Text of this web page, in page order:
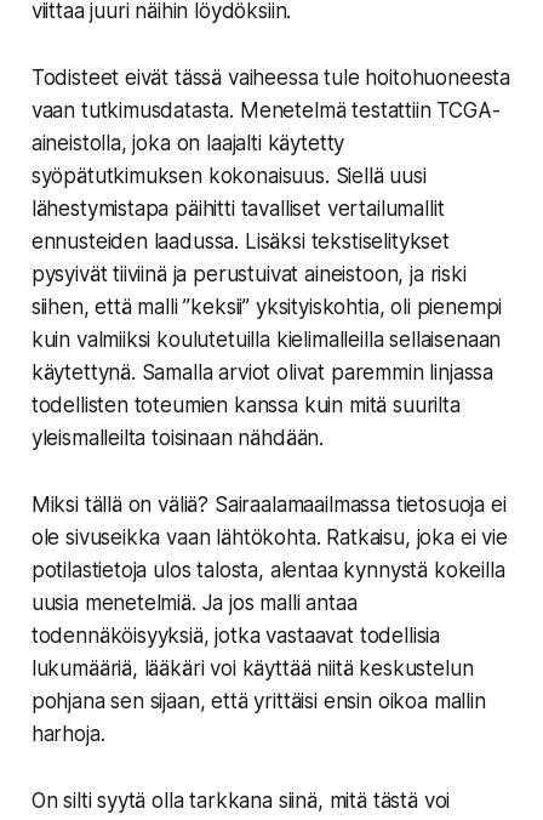
viittaa juuri näihin löydöksiin.
Todisteet eivät tässä vaiheessa tule hoitohuoneesta
vaan tutkimusdatasta. Menetelmä testattiin TCGA-
aineistolla, joka on laajalti käytetty
syöpätutkimuksen kokonaisuus. Siellä uusi
lähestymistapa päihitti tavalliset vertailumallit
ennusteiden laadussa. Lisäksi tekstiselitykset
pysyivät tiiviinä ja perustuivat aineistoon, ja riski
siihen, että malli ”keksii” yksityiskohtia, oli pienempi
kuin valmiiksi koulutetuilla kielimalleilla sellaisenaan
käytettynä. Samalla arviot olivat paremmin linjassa
todellisten toteumien kanssa kuin mitä suurilta
yleismalleilta toisinaan nähdään.
Miksi tällä on väliä? Sairaalamaailmassa tietosuoja ei
ole sivuseikka vaan lähtökohta. Ratkaisu, joka ei vie
potilastietoja ulos talosta, alentaa kynnystä kokeilla
uusia menetelmiä. Ja jos malli antaa
todennäköisyyksiä, jotka vastaavat todellisia
lukumääriä, lääkäri voi käyttää niitä keskustelun
pohjana sen sijaan, että yrittäisi ensin oikoa mallin
harhoja.
On silti syytä olla tarkkana siinä, mitä tästä voi